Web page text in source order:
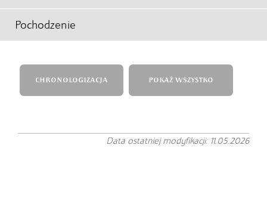
Pochodzenie
CHRONOLOGIZACJA POKAŻ WSZYSTKO
Data ostatniej modyfikacji: 11.05.2026